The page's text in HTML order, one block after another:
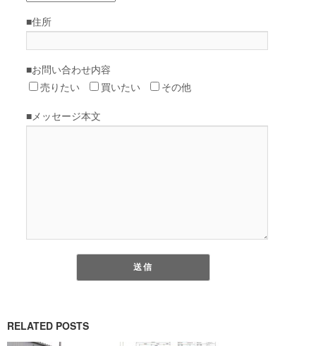
RELATED POSTS